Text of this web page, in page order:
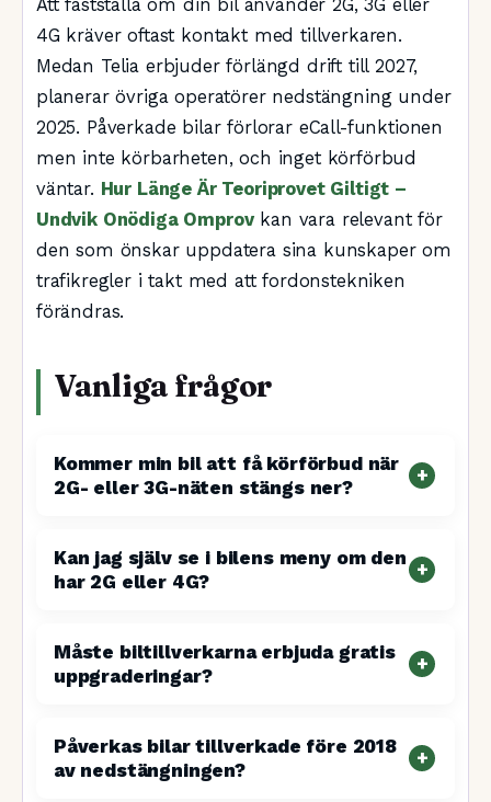
Att fastställa om din bil använder 2G, 3G eller
4G kräver oftast kontakt med tillverkaren.
Medan Telia erbjuder förlängd drift till 2027,
planerar övriga operatörer nedstängning under
2025. Påverkade bilar förlorar eCall-funktionen
men inte körbarheten, och inget körförbud
väntar. Hur Länge Är Teoriprovet Giltigt –
Undvik Onödiga Omprovkan vara relevant för
den som önskar uppdatera sina kunskaper om
trafikregler i takt med att fordonstekniken
förändras.
Vanliga frågor
Kommer min bil att få körförbud när
2G- eller 3G-näten stängs ner?
Kan jag själv se i bilens meny om den
har 2G eller 4G?
Måste biltillverkarna erbjuda gratis
uppgraderingar?
Påverkas bilar tillverkade före 2018
av nedstängningen?